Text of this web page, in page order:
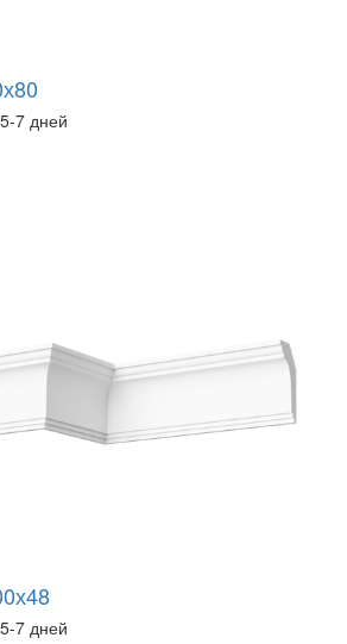
7 дней
7 дней